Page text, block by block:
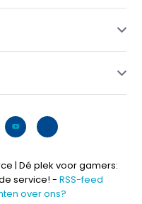
| Dé plek voor gamers:
service! - RSS-feed
over ons?